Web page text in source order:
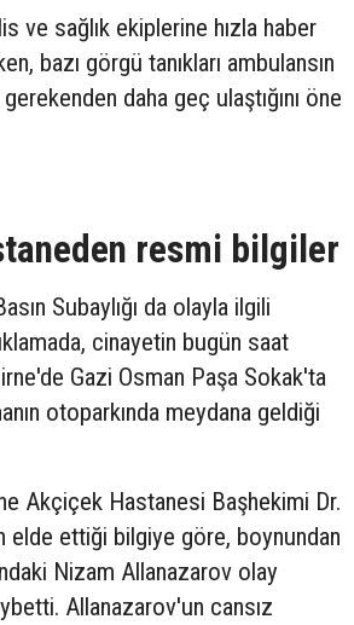
ve sağlık ekiplerine hızla haber
bazı görgü tanıkları ambulansın
daha geç ulaştığını öne
resmi bilgiler
Subaylığı da olayla ilgili
cinayetin bugün saat
Gazi Osman Paşa Sokak'ta
otoparkında meydana geldiği
Akçiçek Hastanesi Başhekimi Dr.
elde ettiği bilgiye göre, boynundan
Nizam Allanazarov olay
Allanazarov'un cansız